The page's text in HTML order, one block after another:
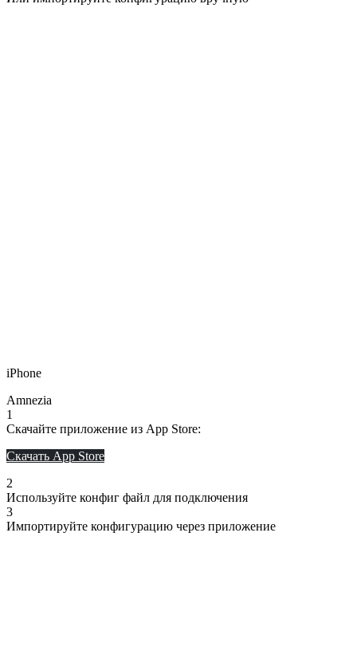
iPhone
Amnezia
1
Скачайте приложение из App Store:
Скачать App Store
2
Используйте конфиг файл для подключения
3
Импортируйте конфигурацию через приложение